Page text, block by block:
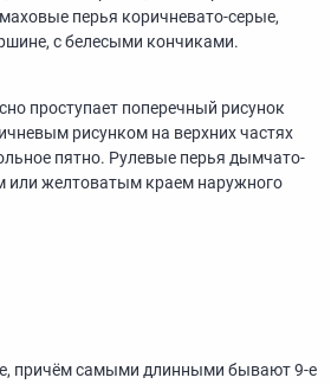
перья коричневато-серые,
с белесыми кончиками.
проступает поперечный рисунок
рисунком на верхних частях
пятно. Рулевые перья дымчато-
или желтоватым краем наружного
причём самыми длинными бывают9-е